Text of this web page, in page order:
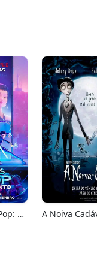
Guerreiras Do K-Pop: Para Cantar Junto